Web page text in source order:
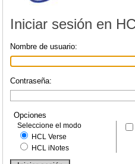
Iniciar sesión en
Nombre de usuario:
Contraseña:
Opciones
Seleccione el modo
HCL Verse
HCL iNotes